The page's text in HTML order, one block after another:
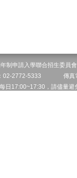
年制申請入學聯合招生委
：02-2772-5333 傳
日17:00~17:30，請儘量